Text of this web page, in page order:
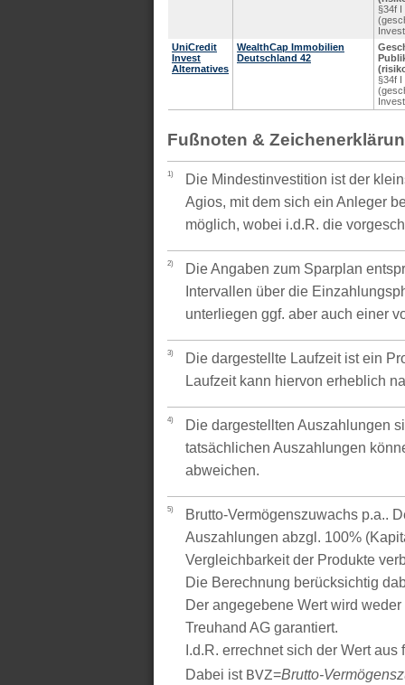
§34f
UniCredit
Invest
Alternatives
WealthCap Immobilien
Deutschland 42
§34f
Fußnoten &
1)
Die Mindestinvestition ist der
Agios, mit dem sich ein Anleger
möglich, wobei i.d.R. die
2)
Die Angaben zum Sparplan
Intervallen über die
unterliegen ggf. aber auch einer
3)
Die dargestellte Laufzeit ist ein
Laufzeit kann hiervon erheblich
4)
Die dargestellten Auszahlungen
tatsächlichen Auszahlungen
abweichen.
5)
Brutto-Vermögenszuwachs p.a..
Auszahlungen abzgl. 100%
Vergleichbarkeit der Produkte
Die Berechnung berücksichtig
Der angegebene Wert wird
Treuhand AG garantiert.
I.d.R. errechnet sich der Wert
Dabei ist BVZ=Brutto-